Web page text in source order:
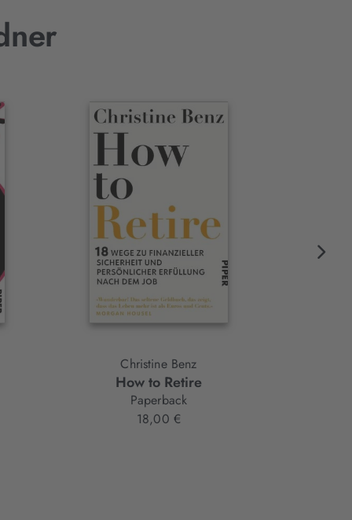
Christine Benz
How to Retire
Paperback
18,00 €